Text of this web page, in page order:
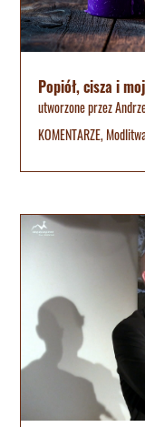
Popiół, cisza i
utworzone przez
KOMENTARZE,